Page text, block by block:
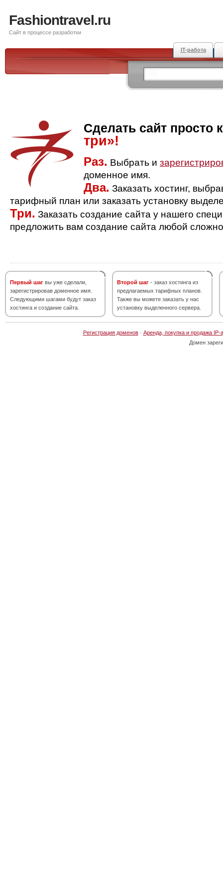
Fashiontravel.ru
Сайт в процессе разработки
IT-работа
Сделать сайт просто
три»!
Раз. Выбрать и
доменное имя.
Два. Заказать хостинг,
тарифный план или заказать установку
Три. Заказать создание сайта у нашего
предложить вам создание сайта любой
Первый шаг вы уже сделали,
зарегистрировав доменное имя.
Следующими шагами будут заказ
хостинга и создание сайта.
Второй шаг - заказ хостинга из
предлагаемых тарифных планов.
Также вы можете заказать у нас
установку выделенного сервера.
Регистрация доменов· Аренда, покупка и продажа IP-
Домен